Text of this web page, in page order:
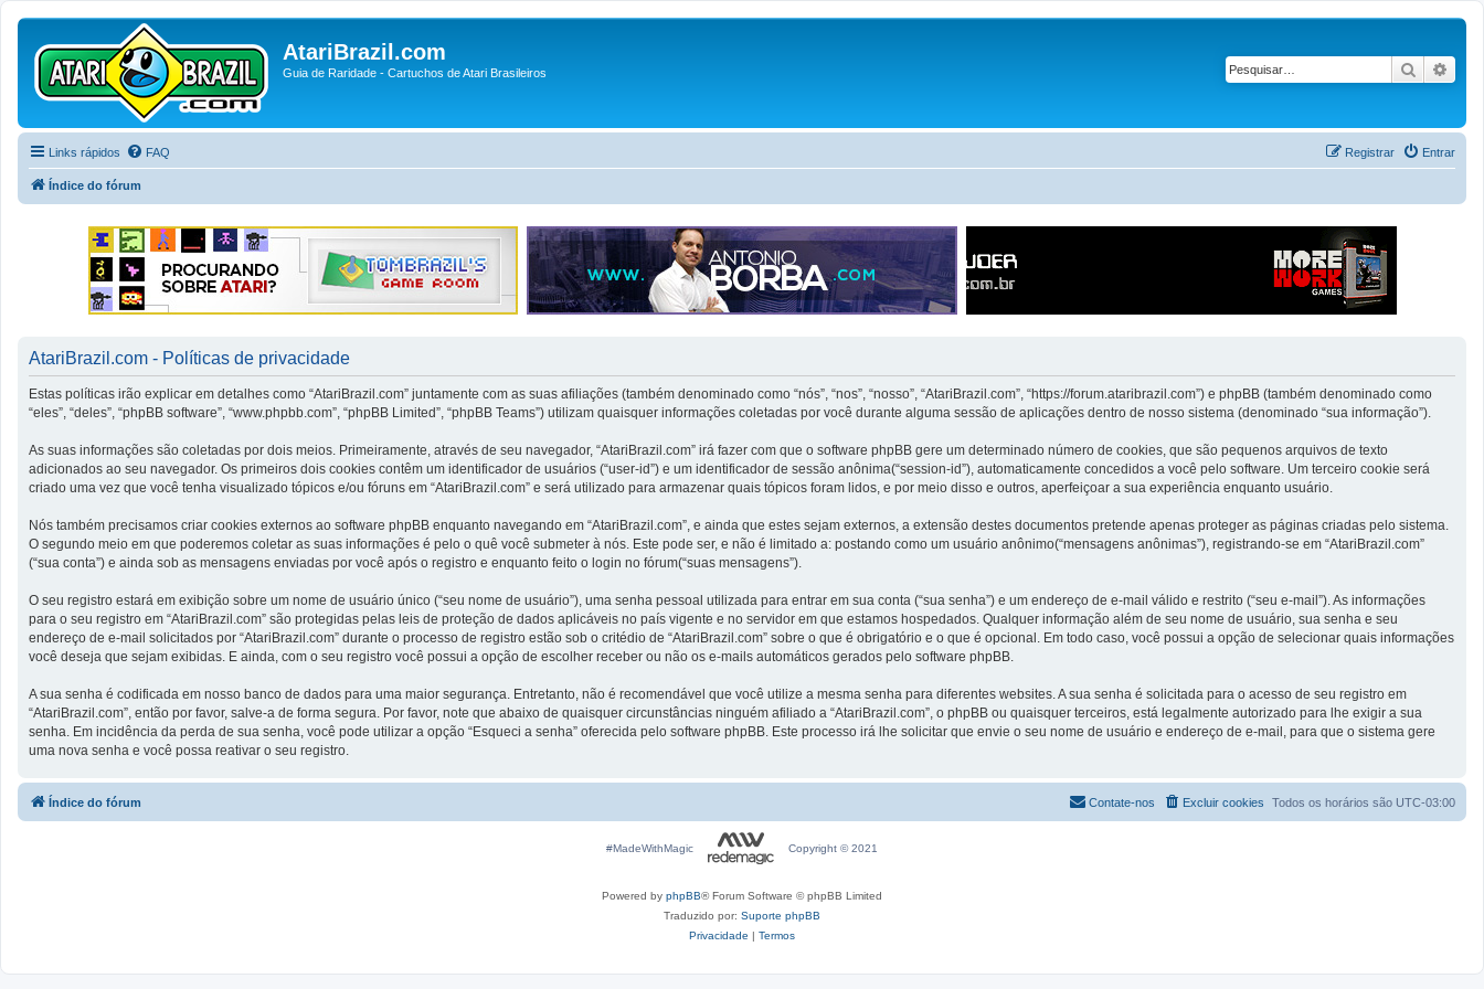
AtariBrazil.com
Guia de Raridade - Cartuchos de Atari Brasileiros Pesquisar
Links rápidos FAQ Entrar
Registrar
Índice do fórum
AtariBrazil.com - Políticas de privacidade
Estas políticas irão explicar em detalhes como “AtariBrazil.com” juntamente com as suas afiliações (também denominado como “nós”, “nos”, “nosso”, “AtariBrazil.com”, “https://forum.ataribrazil.com”) e phpBB (também denominado como
“eles”, “deles”, “phpBB software”, “www.phpbb.com”, “phpBB Limited”, “phpBB Teams”) utilizam quaisquer informações coletadas por você durante alguma sessão de aplicações dentro de nosso sistema (denominado “sua informação”).
As suas informações são coletadas por dois meios. Primeiramente, através de seu navegador, “AtariBrazil.com” irá fazer com que o software phpBB gere um determinado número de cookies, que são pequenos arquivos de texto
adicionados ao seu navegador. Os primeiros dois cookies contêm um identificador de usuários (“user-id”) e um identificador de sessão anônima(“session-id”), automaticamente concedidos a você pelo software. Um terceiro cookie será
criado uma vez que você tenha visualizado tópicos e/ou fóruns em “AtariBrazil.com” e será utilizado para armazenar quais tópicos foram lidos, e por meio disso e outros, aperfeiçoar a sua experiência enquanto usuário.
Nós também precisamos criar cookies externos ao software phpBB enquanto navegando em “AtariBrazil.com”, e ainda que estes sejam externos, a extensão destes documentos pretende apenas proteger as páginas criadas pelo sistema.
O segundo meio em que poderemos coletar as suas informações é pelo o quê você submeter à nós. Este pode ser, e não é limitado a: postando como um usuário anônimo(“mensagens anônimas”), registrando-se em “AtariBrazil.com”
(“sua conta”) e ainda sob as mensagens enviadas por você após o registro e enquanto feito o login no fórum(“suas mensagens”).
O seu registro estará em exibição sobre um nome de usuário único (“seu nome de usuário”), uma senha pessoal utilizada para entrar em sua conta (“sua senha”) e um endereço de e-mail válido e restrito (“seu e-mail”). As informações
para o seu registro em “AtariBrazil.com” são protegidas pelas leis de proteção de dados aplicáveis no país vigente e no servidor em que estamos hospedados. Qualquer informação além de seu nome de usuário, sua senha e seu
endereço de e-mail solicitados por “AtariBrazil.com” durante o processo de registro estão sob o critédio de “AtariBrazil.com” sobre o que é obrigatório e o que é opcional. Em todo caso, você possui a opção de selecionar quais informações
você deseja que sejam exibidas. E ainda, com o seu registro você possui a opção de escolher receber ou não os e-mails automáticos gerados pelo software phpBB.
A sua senha é codificada em nosso banco de dados para uma maior segurança. Entretanto, não é recomendável que você utilize a mesma senha para diferentes websites. A sua senha é solicitada para o acesso de seu registro em
“AtariBrazil.com”, então por favor, salve-a de forma segura. Por favor, note que abaixo de quaisquer circunstâncias ninguém afiliado a “AtariBrazil.com”, o phpBB ou quaisquer terceiros, está legalmente autorizado para lhe exigir a sua
senha. Em incidência da perda de sua senha, você pode utilizar a opção “Esqueci a senha” oferecida pelo software phpBB. Este processo irá lhe solicitar que envie o seu nome de usuário e endereço de e-mail, para que o sistema gere
uma nova senha e você possa reativar o seu registro.
Índice do fórum Todos os horários são UTC-03:00
Excluir cookies
Contate-nos
#MadeWithMagic Copyright © 2021
Powered by phpBB® Forum Software © phpBB Limited
Traduzido por: Suporte phpBB
Privacidade | Termos